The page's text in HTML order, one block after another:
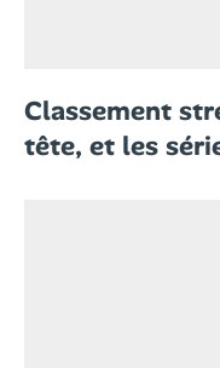
Classement
tête, et les